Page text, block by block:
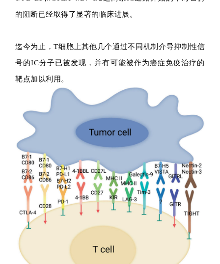
的阻断已经取得了显著的临床进展。
迄今为止，T细胞上其他几个通过不同机制介导抑制性信
号的IC分子已被发现，并有可能被作为癌症免疫治疗的
靶点加以利用。